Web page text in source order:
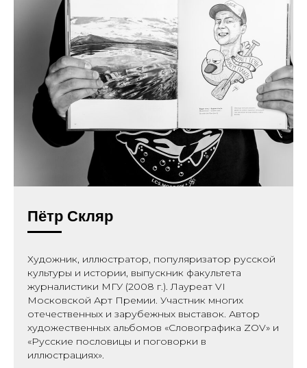
Пётр Скляр
Художник, иллюстратор, популяризатор русской
культуры и истории, выпускник факультета
журналистики МГУ (2008 г.). Лауреат VI
Московской Арт Премии. Участник многих
отечественных и зарубежных выставок. Автор
художественных альбомов «Словографика ZOV» и
«Русские пословицы и поговорки в
иллюстрациях».